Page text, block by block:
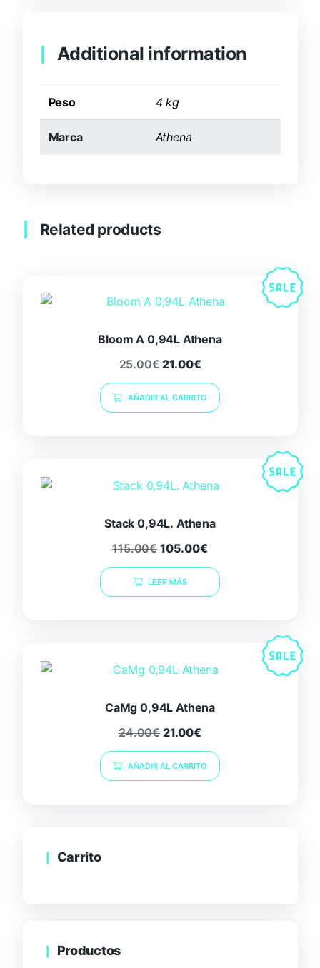
Additional information
Peso 4 kg
Marca Athena
Related products
Bloom A 0,94L Athena
25.00€21.00€
AÑADIR AL CARRITO
Stack 0,94L. Athena
115.00€ 105.00€
LEER MÁS
CaMg 0,94L Athena
24.00€ 21.00€
AÑADIR AL CARRITO
Carrito
Productos